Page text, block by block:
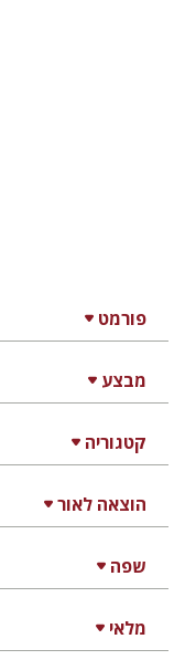
פורמט
מבצע
קטגוריה
הוצאה לאור
שפה
מלאי